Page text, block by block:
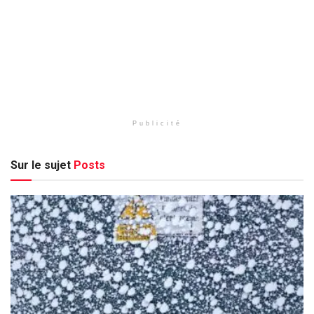
Publicité
Sur le sujet Posts